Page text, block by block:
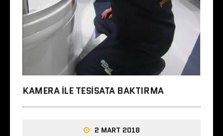
KAMERA ILE TESISATA BAKTIRMA
2 MART 2018